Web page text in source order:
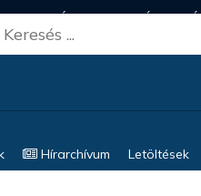
FRISS HÍREK KERESÉS
Hírarchívum Letöltések